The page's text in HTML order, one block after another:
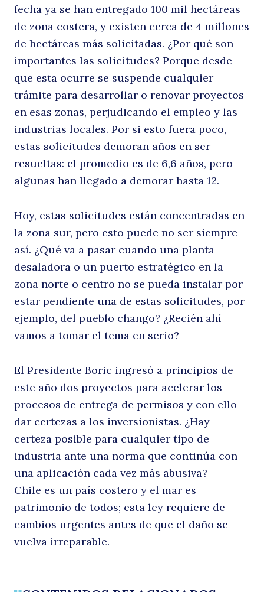
Buscar
fecha ya se han entregado 100 mil hectáreas
de zona costera, y existen cerca de 4 millones
de hectáreas más solicitadas. ¿Por qué son
importantes las solicitudes? Porque desde
que esta ocurre se suspende cualquier
trámite para desarrollar o renovar proyectos
en esas zonas, perjudicando el empleo y las
industrias locales. Por si esto fuera poco,
estas solicitudes demoran años en ser
resueltas: el promedio es de 6,6 años, pero
algunas han llegado a demorar hasta 12.
Hoy, estas solicitudes están concentradas en
la zona sur, pero esto puede no ser siempre
así. ¿Qué va a pasar cuando una planta
desaladora o un puerto estratégico en la
zona norte o centro no se pueda instalar por
estar pendiente una de estas solicitudes, por
ejemplo, del pueblo chango? ¿Recién ahí
vamos a tomar el tema en serio?
El Presidente Boric ingresó a principios de
este año dos proyectos para acelerar los
procesos de entrega de permisos y con ello
dar certezas a los inversionistas. ¿Hay
certeza posible para cualquier tipo de
industria ante una norma que continúa con
una aplicación cada vez más abusiva?
Chile es un país costero y el mar es
patrimonio de todos; esta ley requiere de
cambios urgentes antes de que el daño se
vuelva irreparable.